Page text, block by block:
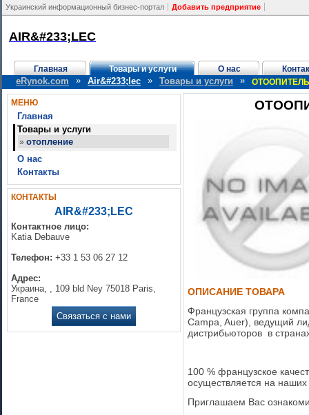
Украинский информационный бизнес-портал Добавить предприятие
AIR&#233;LEC
Главная Товары и услуги О нас
eRynok.com » Air&#233;lec » Товары и услуги »
МЕНЮ
Главная
Товары и услуги
» отопление
О нас
Контакты
КОНТАКТЫ
AIR&#233;LEC
Контактное лицо:
Katia Debauve
Телефон: +33 1 53 06 27 12
Адрес:
Украина, , 109 bld Ney 75018 Paris,
France
Связаться с нами
ОПИСАНИЕ ТОВАРА
Французская группа
Campa, Auer), ведущий
дистрибьюторов в
100 % французское
осуществляется на
Приглашаем Вас